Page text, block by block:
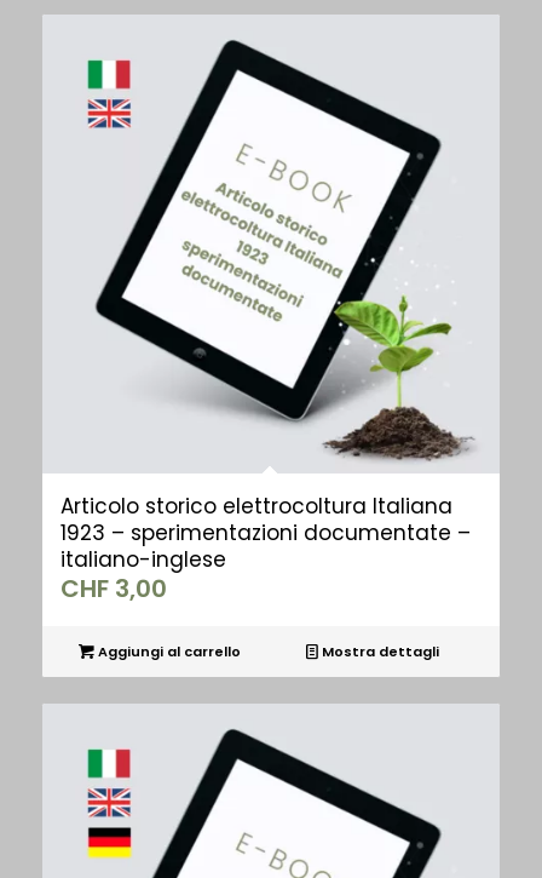
Articolo storico elettrocoltura Italiana
1923 – sperimentazioni documentate –
italiano-inglese
CHF3,00
Aggiungi al carrello Mostra dettagli